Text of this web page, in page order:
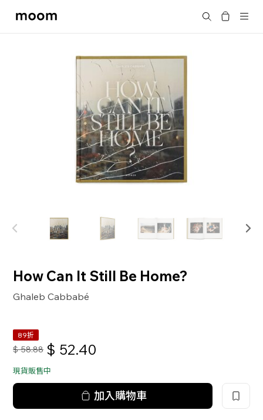
moom
搜尋
How Can It Still Be Home?
Ghaleb Cabbabé
89折
$ 58.88 $ 52.40
現貨販售中
加入購物車